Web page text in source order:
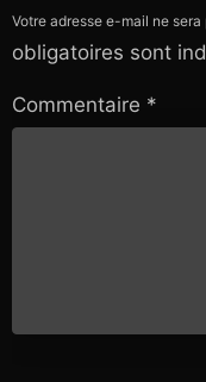
Votre adresse e-mail ne sera
obligatoires sont
Commentaire *